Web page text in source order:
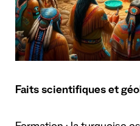
Faits scientifiques et